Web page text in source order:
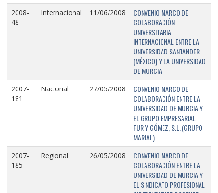
2008-
48
Internacional 11/06/2008
CONVENIO MARCO DE
COLABORACIÓN
UNIVERSITARIA
INTERNACIONAL ENTRE LA
UNIVERSIDAD SANTANDER
(MÉXICO) Y LA UNIVERSIDAD
DE MURCIA
2007-
181
Nacional 27/05/2008
CONVENIO MARCO DE
COLABORACIÓN ENTRE LA
UNIVERSIDAD DE MURCIA Y
EL GRUPO EMPRESARIAL
FUR Y GÓMEZ, S.L. (GRUPO
MARJAL).
2007-
185
Regional 26/05/2008
CONVENIO MARCO DE
COLABORACIÓN ENTRE LA
UNIVERSIDAD DE MURCIA Y
EL SINDICATO PROFESIONAL